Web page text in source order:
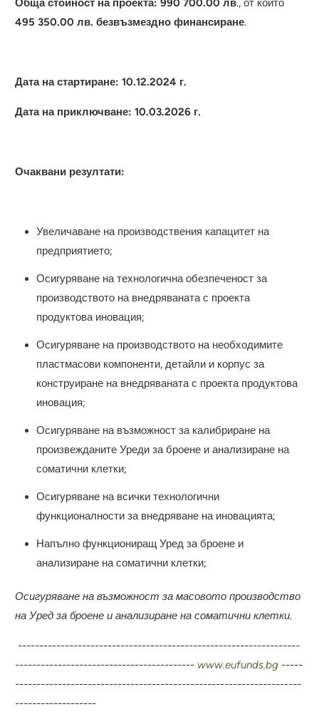
Обща стойност на проекта: 990 700.00 лв., от които
495 350.00 лв. безвъзмездно финансиране.
Дата на стартиране: 10.12.2024 г.
Дата на приключване: 10.03.2026 г.
Очаквани резултати:
Увеличаване на производствения капацитет на
предприятието;
Осигуряване на технологична обезпеченост за
производството на внедряваната с проекта
продуктова иновация;
Осигуряване на производството на необходимите
пластмасови компоненти, детайли и корпус за
конструиране на внедряваната с проекта продуктова
иновация;
Осигуряване на възможност за калибриране на
произвежданите Уреди за броене и анализиране на
соматични клетки;
Осигуряване на всички технологични
функционалности за внедряване на иновацията;
Напълно функциониращ Уред за броене и
анализиране на соматични клетки;
Осигуряване на възможност за масовото производство
на Уред за броене и анализиране на соматични клетки.
------------------------------------------------------------------
------------------------------------------ www.eufunds.bg -----
-------------------------------------------------------------------
-------------------